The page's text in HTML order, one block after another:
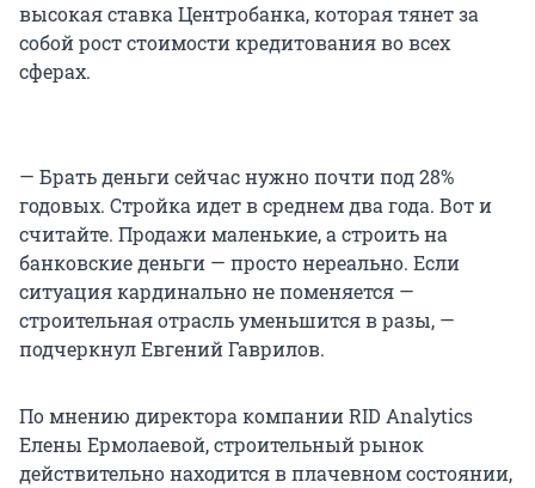
высокая ставка Центробанка, которая тянет за
собой рост стоимости кредитования во всех
сферах.
— Брать деньги сейчас нужно почти под 28%
годовых. Стройка идет в среднем два года. Вот и
считайте. Продажи маленькие, а строить на
банковские деньги — просто нереально. Если
ситуация кардинально не поменяется —
строительная отрасль уменьшится в разы, —
подчеркнул Евгений Гаврилов.
По мнению директора компании RID Analytics
Елены Ермолаевой, строительный рынок
действительно находится в плачевном состоянии,